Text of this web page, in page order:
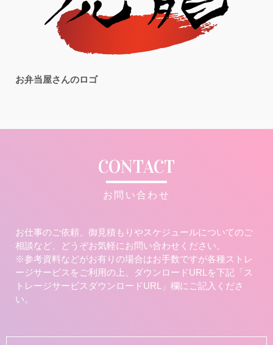
お弁当屋さんのロゴ
CONTACT
お問い合わせ
お仕事のご依頼、御見積もりやスケジュールについてのご
相談など、どうぞお気軽にお問い合わせください。
※参考資料などがお有りの場合はお手数ですが各種ストレ
ージサービスをご利用の上、ダウンロードURLを下記「ス
トレージサービスダウンロードURL」欄にご記入くださ
い。